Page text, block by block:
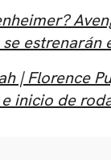
estrenarán
| Florence
inicio de